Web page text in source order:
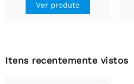
Ver produto
Itens recentemente vistos